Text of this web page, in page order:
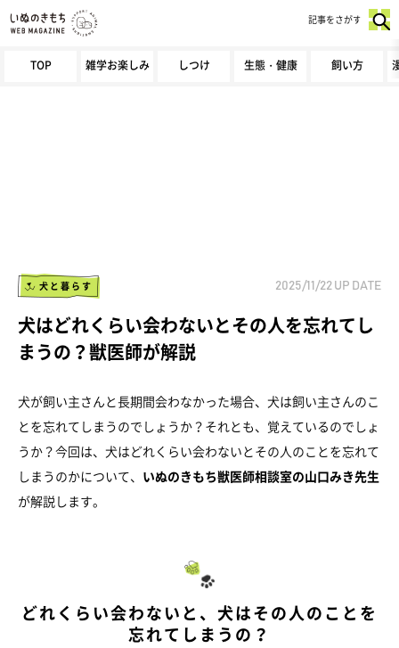
TOP 雑学お楽しみ しつけ 生態・健康 飼い方
記事をさがす
犬と暮らす 2025/11/22 UP DATE
犬はどれくらい会わないとその人を忘れてし
まうの？獣医師が解説
犬が飼い主さんと長期間会わなかった場合、犬は飼い主さんのこ
とを忘れてしまうのでしょうか？それとも、覚えているのでしょ
うか？今回は、犬はどれくらい会わないとその人のことを忘れて
しまうのかについて、 いぬのきもち獣医師相談室の山口みき先生
が解説します。
どれくらい会わないと、犬はその人のことを
忘れてしまうの？